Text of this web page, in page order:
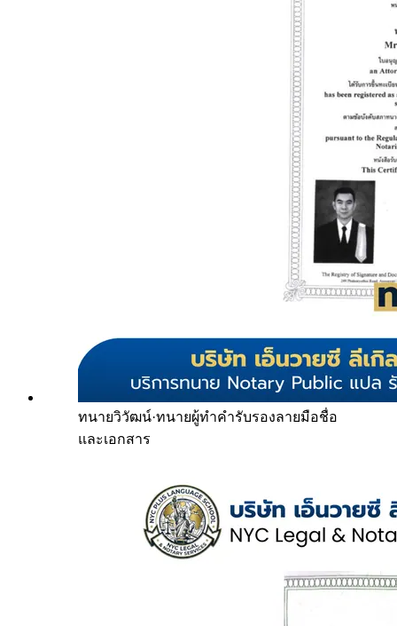
ทนายวิวัฒน์·ทนายผู้ทำคำรับรองลายมือชื่อ
และเอกสาร